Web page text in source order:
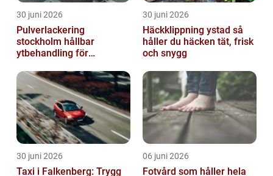
30 juni 2026
Pulverlackering
stockholm hållbar
ytbehandling för
30 juni 2026
Häckklippning ystad så
håller du häcken tät, frisk
och snygg
30 juni 2026
Taxi i Falkenberg: Trygg
06 juni 2026
Fotvård som håller hela